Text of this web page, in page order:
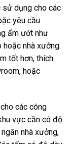
dụng cho các
yêu cầu
ẩm ướt như
hoặc nhà xưởng.
tốt hơn, thích
hoặc
các công
vực cần có độ
nhà xưởng,